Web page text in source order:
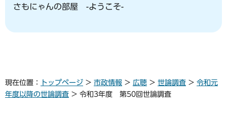
さもにゃんの部屋 -ようこそ-
現在位置： トップページ > 市政情報 > 広聴 > 世論調査 > 令和元
年度以降の世論調査 > 令和3年度 第50回世論調査